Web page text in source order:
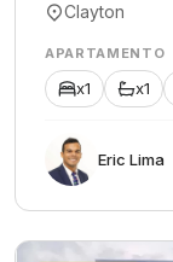
Clayton
APARTAMENTO
x1 x1
Eric Lima